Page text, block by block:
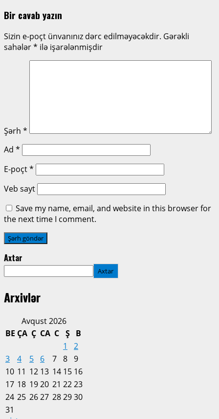
Bir cavab yazın
Sizin e-poçt ünvanınız dərc edilməyəcəkdir. Gərəkli
sahələr* ilə işarələnmişdir
Şərh *
Ad *
E-poçt*
Veb sayt
Save my name, email, and website in this browser for
the next time I comment.
Axtar
Axtar
Arxivlər
Avqust 2026
BE ÇA Ç CA C Ş
B
1
2
3
4 5 6 7 8 9
10 11 12 13 14 15 16
17 18 1920 21 2223
24 25 2627 282930
31